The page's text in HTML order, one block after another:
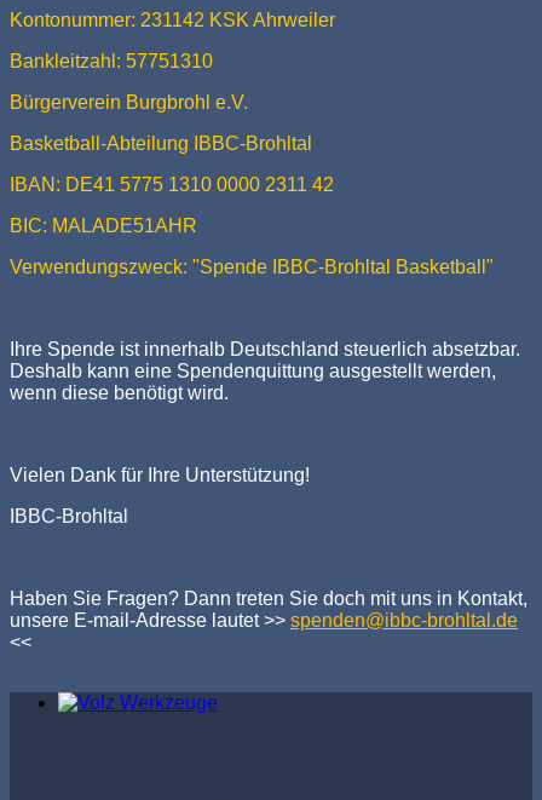
Kontonummer: 231142 KSK Ahrweiler
Bankleitzahl: 57751310
Bürgerverein Burgbrohl e.V.
Basketball-Abteilung IBBC-Brohltal
IBAN: DE41 5775 1310 0000 2311 42
BIC: MALADE51AHR
Verwendungszweck: "Spende IBBC-Brohltal Basketball"
Ihre Spende ist innerhalb Deutschland steuerlich absetzbar.
Deshalb kann eine Spendenquittung ausgestellt werden,
wenn diese benötigt wird.
Vielen Dank für Ihre Unterstützung!
IBBC-Brohltal
Haben Sie Fragen? Dann treten Sie doch mit uns in Kontakt,
unsere E-mail-Adresse lautet >> spenden@ibbc-brohltal.de
<<